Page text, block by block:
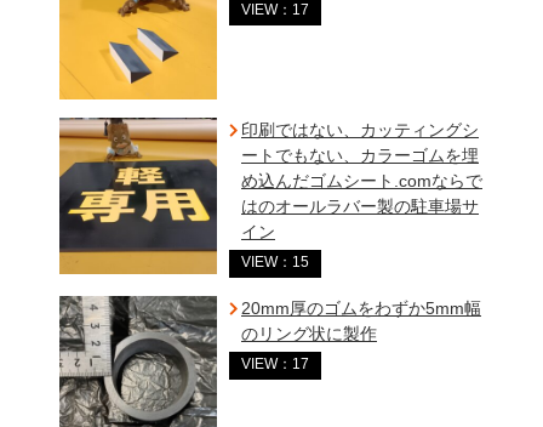
VIEW：17
印刷ではない、カッティングシ
ートでもない、カラーゴムを埋
め込んだゴムシート.comならで
はのオールラバー製の駐車場サ
イン
VIEW：15
20mm厚のゴムをわずか5mm幅
のリング状に製作
VIEW：17